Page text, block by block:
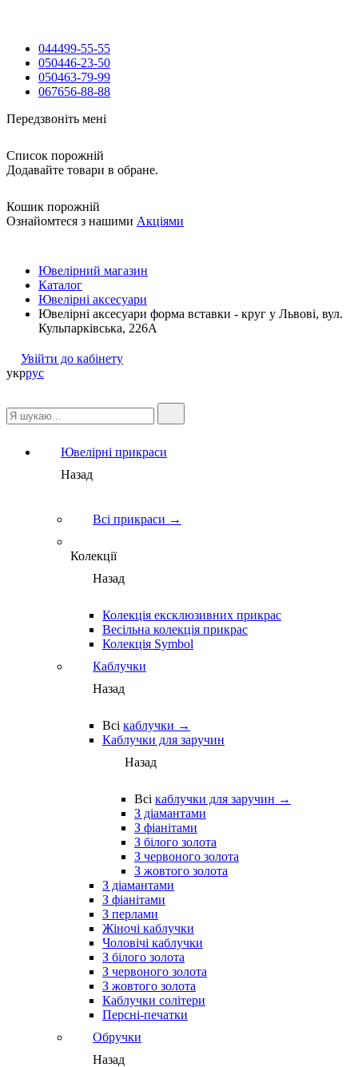
044499-55-55
050446-23-50
050463-79-99
067656-88-88
Передзвоніть мені
Список порожній
Додавайте товари в обране.
Кошик порожній
Ознайомтеся з нашими Акціями
Ювелірний магазин
Каталог
Ювелірні аксесуари
Ювелірні аксесуари форма вставки - круг у Львові, вул.
Кульпарківська, 226А
Увійти до кабінету
укррус
Ювелірні прикраси
Назад
Всі прикраси →
Колекції
Назад
Колекція ексклюзивних прикрас
Весільна колекція прикрас
Колекція Symbol
Каблучки
Назад
Всі каблучки →
Каблучки для заручин
Назад
Всі каблучки для заручин →
З діамантами
З фіанітами
З білого золота
З червоного золота
З жовтого золота
З діамантами
З фіанітами
З перлами
Жіночі каблучки
Чоловічі каблучки
З білого золота
З червоного золота
З жовтого золота
Каблучки солітери
Персні-печатки
Обручки
Назад